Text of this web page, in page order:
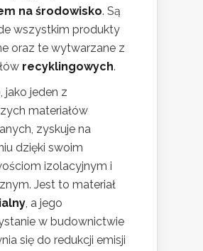
na środowisko. Są
wszystkim produkty
oraz te wytwarzane z
recyklingowych.
jako jeden z
materiałów
zyskuje na
dzięki swoim
izolacyjnym i
Jest to materiał
, a jego
w budownictwie
się do redukcji emisji